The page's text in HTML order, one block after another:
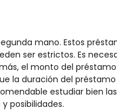
mano. Estos
ser estrictos. Es
el monto del préstamo
la duración del préstamo
estudiar bien las
posibilidades.